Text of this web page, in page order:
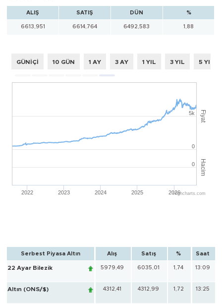
ALIŞ SATIŞ DÜN %
6613,951 6614,764 6492,583 1,88
GÜNİÇİ 10 GÜN 1 AY 3 AY 1 YIL 3 YIL 5 YIL
Fiyat
Hacim
2022 2023 2024 2025 2026
0
5k
0
Highcharts.com
Serbest Piyasa Altın Alış Satış % Saat
22 Ayar Bilezik 5979,49 6035,01 1,74 13:09
Altın (ONS/$) 4312,41 4312,99 1,72 13:25